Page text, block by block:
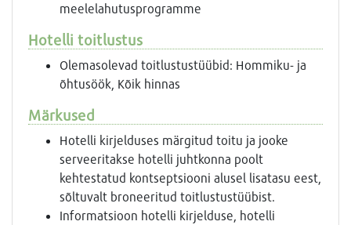
meelelahutusprogramme
Hotelli toitlustus
Olemasolevad toitlustustüübid: Hommiku- ja
õhtusöök, Kõik hinnas
Märkused
Hotelli kirjelduses märgitud toitu ja jooke
serveeritakse hotelli juhtkonna poolt
kehtestatud kontseptsiooni alusel lisatasu eest,
sõltuvalt broneeritud toitlustustüübist.
Informatsioon hotelli kirjelduse, hotelli